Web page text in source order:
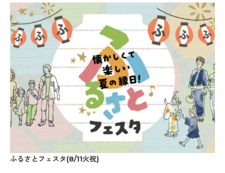
ふるさとフェスタ(8/11火祝)